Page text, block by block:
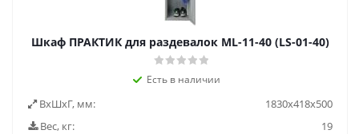
Шкаф ПРАКТИК для раздевалок ML-11-40 (LS-01-40)
Есть в наличии
ВxШxГ, мм:
1830х418х500
Вес, кг:
19